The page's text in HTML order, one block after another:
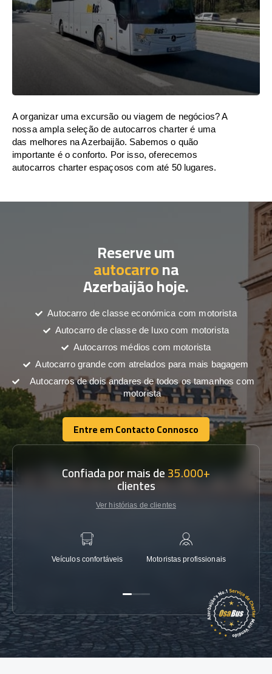
A organizar uma excursão ou viagem de negócios? A
nossa ampla seleção de autocarros charter é uma
das melhores na Azerbaijão. Sabemos o quão
importante é o conforto. Por isso, oferecemos
autocarros charter espaçosos com até 50 lugares.
Reserve um
autocarrona
Azerbaijão hoje.
Autocarro de classe económica com motorista
Autocarro de classe de luxo com motorista
Autocarros médios com motorista
Autocarro grande com atrelados para mais bagagem
Autocarros de dois andares de todos os tamanhos com
motorista
Entre em Contacto Connosco
Entre em Contacto Connosco
Confiada por mais de35.000+
clientes
Ver histórias de clientes
Veículos confortáveis Motoristas profissionais